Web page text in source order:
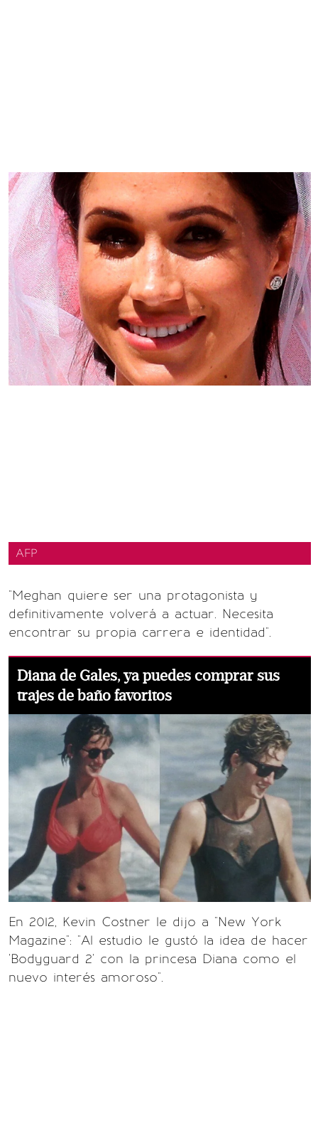
AFP
"Meghan quiere ser una protagonista y
definitivamente volverá a actuar. Necesita
encontrar su propia carrera e identidad".
Diana de Gales, ya puedes comprar sus
trajes de baño favoritos
En 2012, Kevin Costner le dijo a "New York
Magazine": "Al estudio le gustó la idea de hacer
'Bodyguard 2' con la princesa Diana como el
nuevo interés amoroso".